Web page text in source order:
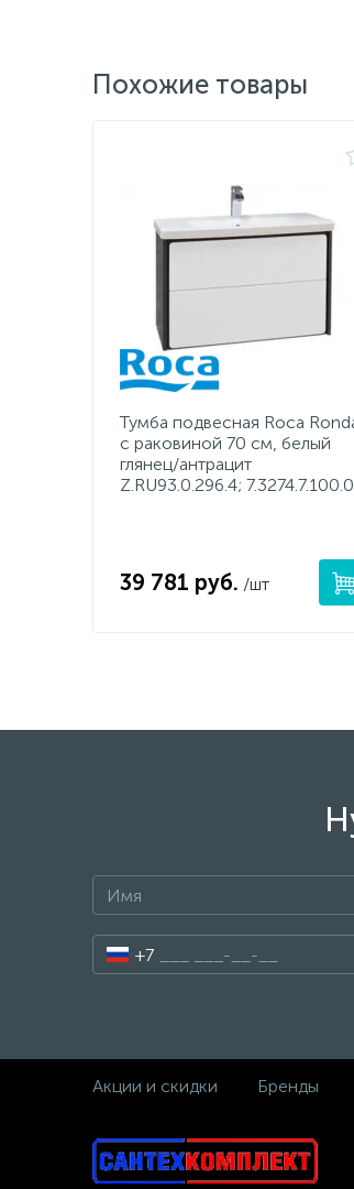
Похожие товары
Тумба подвесная Roca
с раковиной 70 см, белый
глянец/антрацит
Z.RU93.0.296.4; 7.3274.7.100.0
39 781 руб. /шт
+7
Акции и скидки Бренды